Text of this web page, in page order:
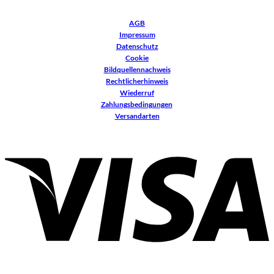
AGB
Impressum
Datenschutz
Cookie
Bildquellennachweis
Rechtlicherhinweis
Wiederruf
Zahlungsbedingungen
Versandarten